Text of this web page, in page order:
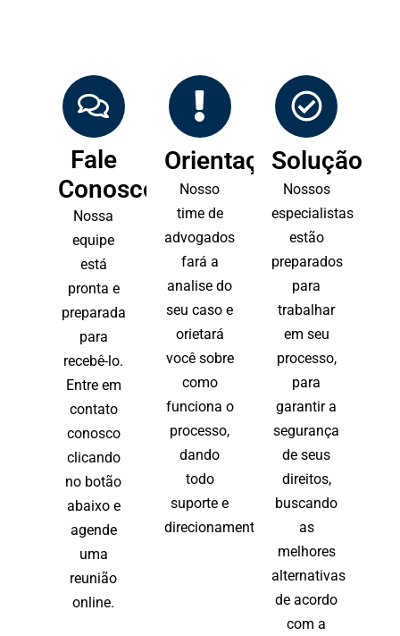
Fale
Conosco
Nossa
equipe
está
pronta e
preparada
para
recebê-lo.
Entre em
contato
conosco
clicando
no botão
abaixo e
agende
uma
reunião
online.
Orientação
Nosso
time de
advogados
fará a
analise do
seu caso e
orietará
você sobre
como
funciona o
processo,
dando
todo
suporte e
direcionamento.
Solução
Nossos
especialistas
estão
preparados
para
trabalhar
em seu
processo,
para
garantir a
segurança
de seus
direitos,
buscando
as
melhores
alternativas
de acordo
com a